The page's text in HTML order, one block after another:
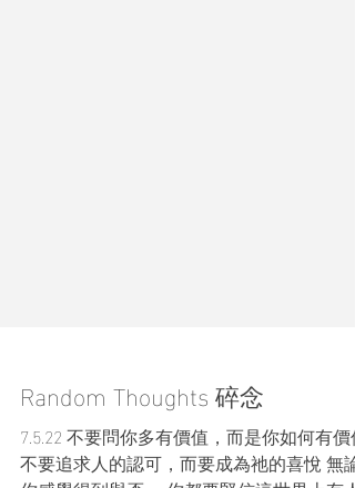
Random Thoughts 碎念